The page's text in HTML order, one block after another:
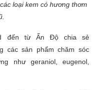
loại kem có hương thơm
đến từ Ấn Độ
chia sẻ
các sản phẩm chăm sóc
như geraniol, eugenol,